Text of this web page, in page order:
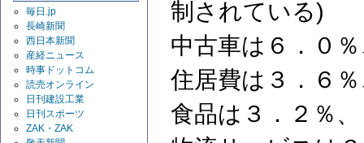
毎日.jp
長崎新聞
西日本新聞
産経ニュース
時事ドットコム
読売オンライン
日刊建設工業
日刊スポーツ
ZAK・ZAK
制されている)
中古車は６．０
住居費は３．６
食品は３．２％、